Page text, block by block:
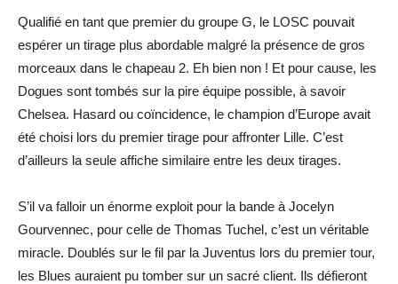
Qualifié en tant que premier du groupe G, le LOSC pouvait
espérer un tirage plus abordable malgré la présence de gros
morceaux dans le chapeau 2. Eh bien non ! Et pour cause, les
Dogues sont tombés sur la pire équipe possible, à savoir
Chelsea. Hasard ou coïncidence, le champion d’Europe avait
été choisi lors du premier tirage pour affronter Lille. C’est
d’ailleurs la seule affiche similaire entre les deux tirages.
S’il va falloir un énorme exploit pour la bande à Jocelyn
Gourvennec, pour celle de Thomas Tuchel, c’est un véritable
miracle. Doublés sur le fil par la Juventus lors du premier tour,
les Blues auraient pu tomber sur un sacré client. Ils défieront